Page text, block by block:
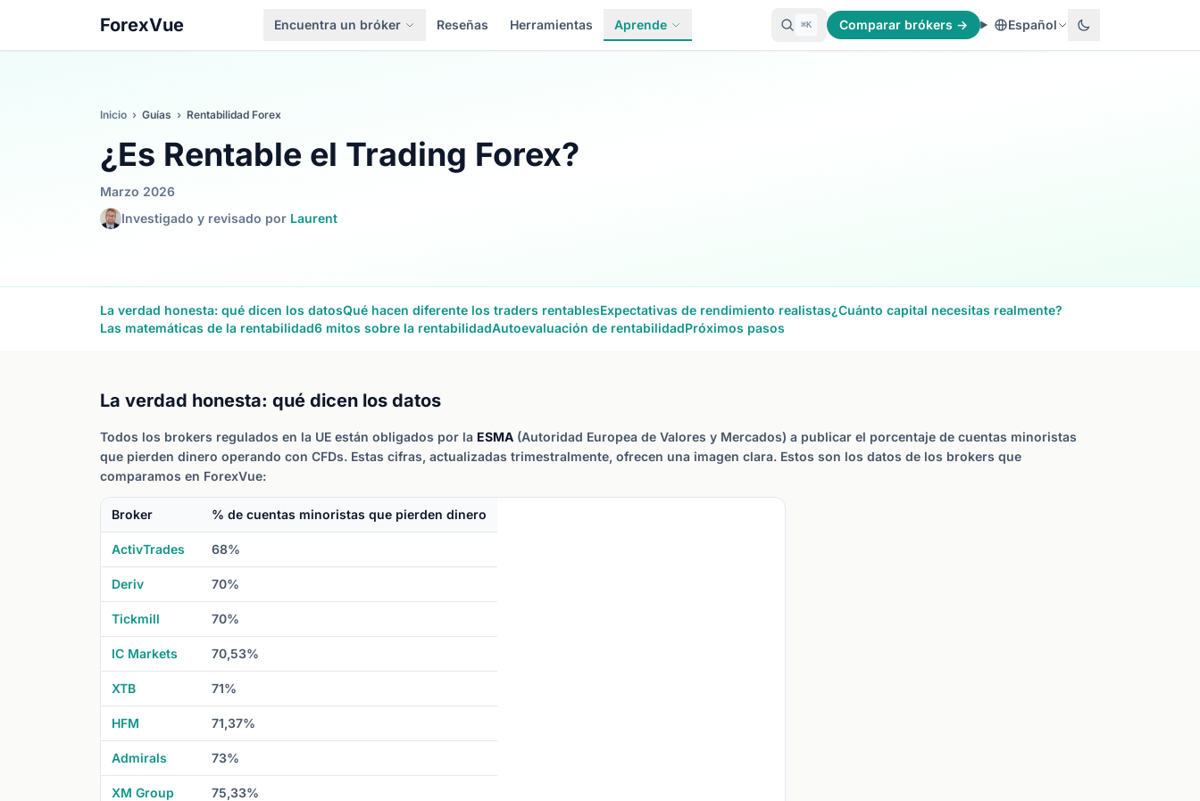
ForexVue Encuentra un bróker Reseñas Herramientas Aprende ⌘K Comparar brókers → Español
Inicio › Guías › Rentabilidad Forex
¿Es Rentable el Trading Forex?
Marzo 2026
Investigado y revisado por Laurent
La verdad honesta: qué dicen los datosQué hacen diferente los traders rentablesExpectativas de rendimiento realistas¿Cuánto capital necesitas realmente?
Las matemáticas de la rentabilidad6 mitos sobre la rentabilidadAutoevaluación de rentabilidadPróximos pasos
La verdad honesta: qué dicen los datos
Todos los brokers regulados en la UE están obligados por la ESMA (Autoridad Europea de Valores y Mercados) a publicar el porcentaje de cuentas minoristas
que pierden dinero operando con CFDs. Estas cifras, actualizadas trimestralmente, ofrecen una imagen clara. Estos son los datos de los brokers que
comparamos en ForexVue:
Broker % de cuentas minoristas que pierden dinero
ActivTrades 68%
Deriv 70%
Tickmill 70%
IC Markets 70,53%
XTB 71%
HFM 71,37%
Admirals 73%
XM Group 75,33%